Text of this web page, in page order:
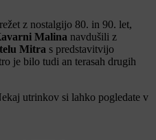
z nostalgijo 80. in 90. let,
Malina navdušili z
Mitra s predstavitvijo
je bilo tudi an terasah drugih
utrinkov si lahko pogledate v